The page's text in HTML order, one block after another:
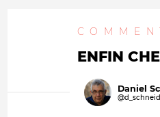
ENFIN
Daniel